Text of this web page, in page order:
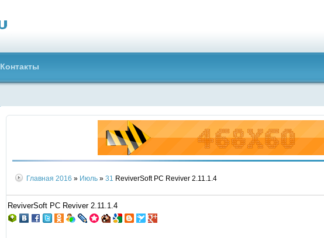
Контакты
Главная 2016 » Июль » 31 ReviverSoft PC Reviver 2.11.1.4
ReviverSoft PC Reviver 2.11.1.4